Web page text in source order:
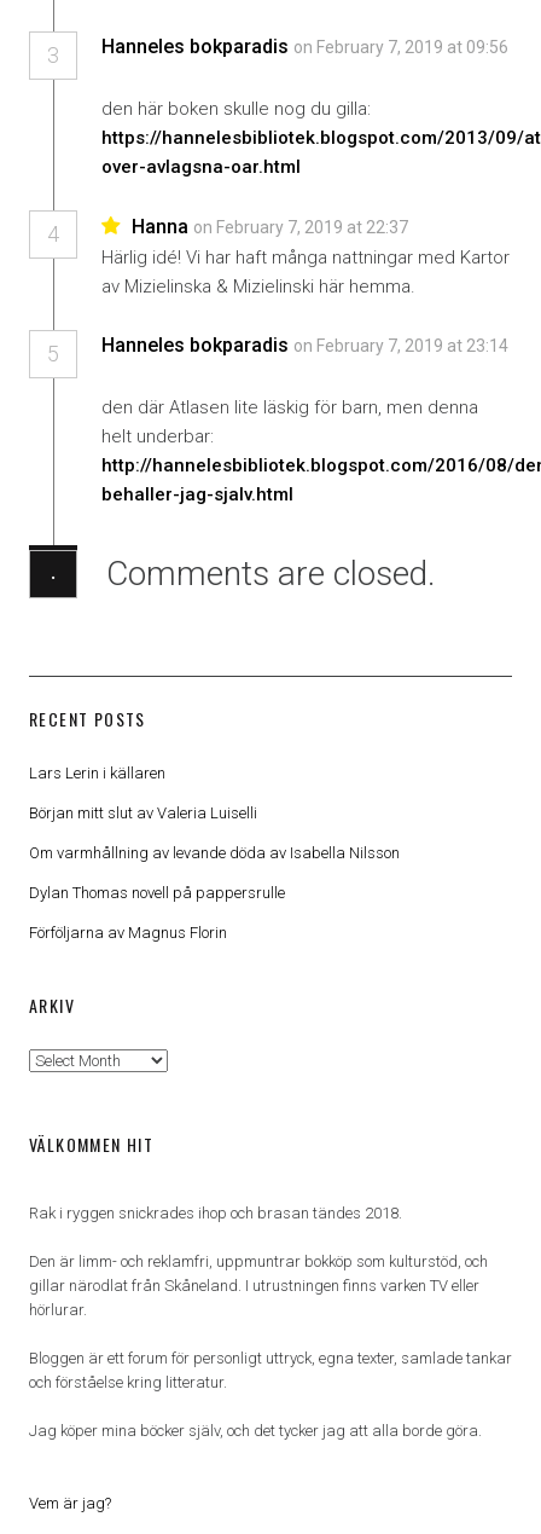
3 Hanneles bokparadis on February 7, 2019 at 09:56
den här boken skulle nog du gilla:
https://hannelesbibliotek.blogspot.com/2013/09/
over-avlagsna-oar.html
4 Hanna on February 7, 2019 at 22:37
Härlig idé! Vi har haft många nattningar med Kartor
av Mizielinska & Mizielinski här hemma.
5 Hanneles bokparadis on February 7, 2019 at 23:14
den där Atlasen lite läskig för barn, men denna
helt underbar:
http://hannelesbibliotek.blogspot.com/2016/08/
behaller-jag-sjalv.html
· Comments are closed.
RECENT POSTS
Lars Lerin i källaren
Början mitt slut av Valeria Luiselli
Om varmhållning av levande döda av Isabella Nilsson
Dylan Thomas novell på pappersrulle
Förföljarna av Magnus Florin
ARKIV
Arkiv
VÄLKOMMEN HIT
Rak i ryggen snickrades ihop och brasan tändes 2018.
Den är limm- och reklamfri, uppmuntrar bokköp som kulturstöd, och
gillar närodlat från Skåneland. I utrustningen finns varken TV eller
hörlurar.
Bloggen är ett forum för personligt uttryck, egna texter, samlade tankar
och förståelse kring litteratur.
Jag köper mina böcker själv, och det tycker jag att alla borde göra.
Vem är jag?